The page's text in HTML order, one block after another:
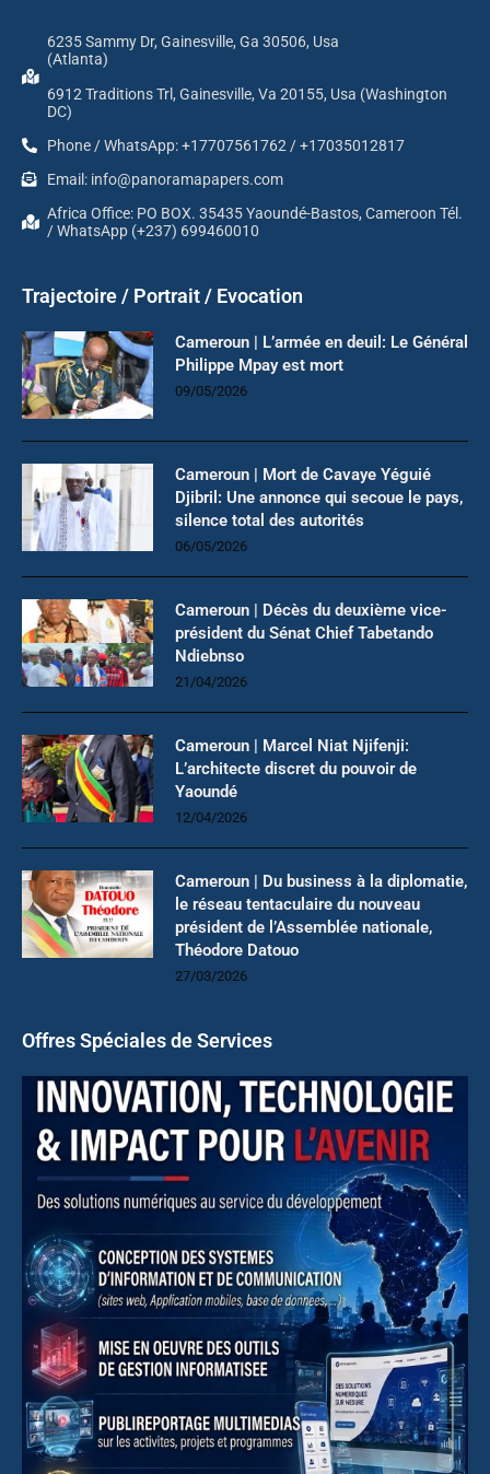
6235 Sammy Dr, Gainesville, Ga 30506, Usa
(Atlanta)
6912 Traditions Trl, Gainesville, Va 20155, Usa (Washington
DC)
Phone / WhatsApp: +17707561762 / +17035012817
Email: info@panoramapapers.com
Africa Office: PO BOX. 35435 Yaoundé-Bastos, Cameroon Tél.
/ WhatsApp (+237) 699460010
Trajectoire / Portrait / Evocation
Cameroun | L’armée en deuil: Le Général
Philippe Mpay est mort
09/05/2026
Cameroun | Mort de Cavaye Yéguié
Djibril: Une annonce qui secoue le pays,
silence total des autorités
06/05/2026
Cameroun | Décès du deuxième vice-
président du Sénat Chief Tabetando
Ndiebnso
21/04/2026
Cameroun | Marcel Niat Njifenji:
L’architecte discret du pouvoir de
Yaoundé
12/04/2026
Cameroun | Du business à la diplomatie,
le réseau tentaculaire du nouveau
président de l’Assemblée nationale,
Théodore Datouo
27/03/2026
Offres Spéciales de Services